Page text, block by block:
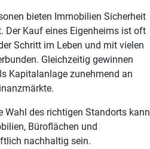
bieten Immobilien Sicherheit
Der Kauf eines Eigenheims ist oft
Schritt im Leben und mit vielen
Gleichzeitig gewinnen
Kapitalanlage zunehmend an
Wahl des richtigen Standorts kann
Büroflächen und
nachhaltig sein.